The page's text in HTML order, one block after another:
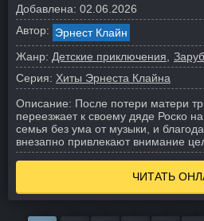
Добавлена: 02.06.2026
Автор: Эрнест Клайн
Жанр: Детские приключения
Серия: Хиты Эрнеста Клайна
Описание: После потери матери
переезжает к своему дяде Роско
семья без ума от музыки, и
внезапно привлекают внимание
ЧИТАТЬ